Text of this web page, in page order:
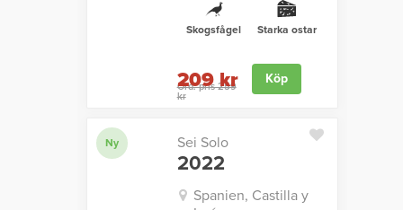
Skogsfågel Starka ostar
Ord. pris 259
kr
209 kr Köp
Ny Sei Solo
2022
Spanien, Castilla y